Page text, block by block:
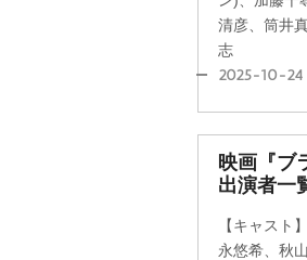
清彦、筒井
志
2025-10-24
映画『ブ
出演者一
【キャスト
永悠希、秋